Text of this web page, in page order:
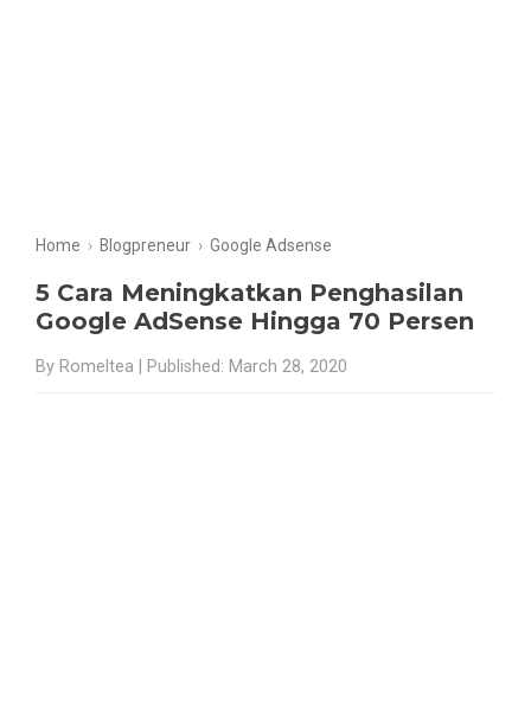
Home › Blogpreneur › Google Adsense
5 Cara Meningkatkan Penghasilan
Google AdSense Hingga 70 Persen
By Romeltea | Published: March 28, 2020